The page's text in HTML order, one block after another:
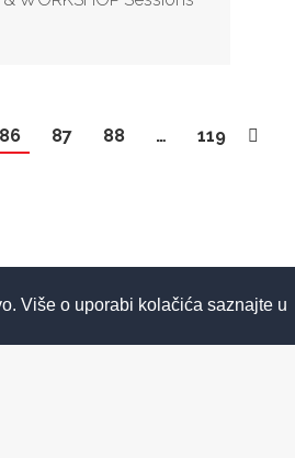
Više o uporabi kolačića saznajte u
86 87 88 … 119
All Rights Reserved
- Insieme